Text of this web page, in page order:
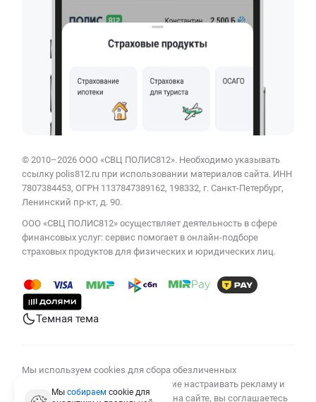
© 2010–2026 ООО «СВЦ ПОЛИС812». Необходимо указывать
ссылку polis812.ru при использовании материалов сайта. ИНН
7807384453, ОГРН 1137847389162, 198332, г. Санкт-Петербург,
Ленинский пр-кт, д. 90.
ООО «СВЦ ПОЛИС812» осуществляет деятельность в сфере
финансовых услуг: сервис помогает в онлайн-подборе
страховых продуктов для физических и юридических лиц.
Темная тема
Мы используем cookies для сбора обезличенных
персональных данных, помогающие настраивать рекламу и
анализировать трафик. Оставаясь на сайте, вы соглашаетесь
Мы собираем cookie для